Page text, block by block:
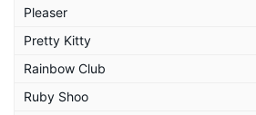
Pleaser
Pretty Kitty
Rainbow Club
Ruby Shoo